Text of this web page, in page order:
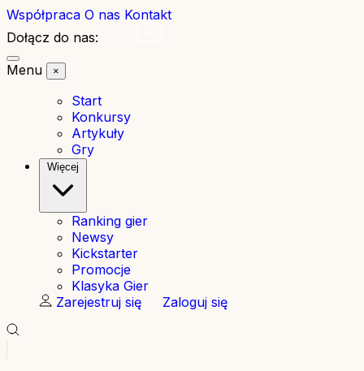
Współpraca O nas Kontakt
Dołącz do nas:
Menu
×
Start
Konkursy
Artykuły
Gry
Więcej
Ranking gier
Newsy
Kickstarter
Promocje
Klasyka Gier
Zarejestruj się
Zaloguj się